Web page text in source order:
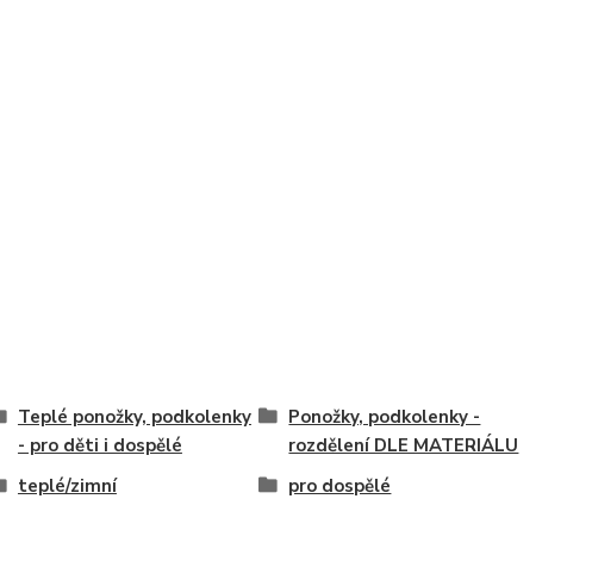
Teplé ponožky, podkolenky
- pro děti i dospělé
Ponožky, podkolenky -
rozdělení DLE MATERIÁLU
teplé/zimní
pro dospělé